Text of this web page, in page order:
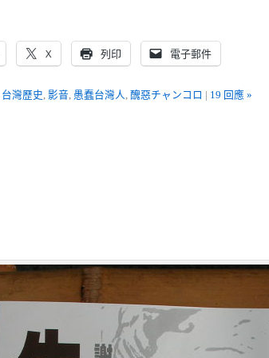
X 列印 電子郵件
台灣歷史, 影音, 愚蠢台灣人, 醜惡チャンコロ 19 回應 »